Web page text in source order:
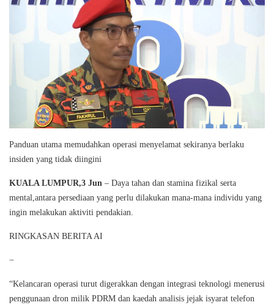
Panduan utama memudahkan operasi menyelamat sekiranya berlaku
insiden yang tidak diingini
KUALA LUMPUR,3 Jun – Daya tahan dan stamina fizikal serta
mental,antara persediaan yang perlu dilakukan mana-mana individu yang
ingin melakukan aktiviti pendakian.
RINGKASAN BERITA AI
−
“Kelancaran operasi turut digerakkan dengan integrasi teknologi menerusi
penggunaan dron milik PDRM dan kaedah analisis jejak isyarat telefon